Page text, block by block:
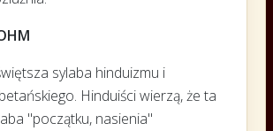
sylaba hinduizmu i
Hinduiści wierzą, że ta
"początku, nasienia"